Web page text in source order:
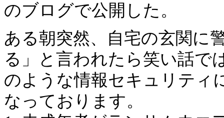
のブログで公開した。
ある朝突然、自宅の玄関に
る」と言われたら笑い話で
のような情報セキュリティ
なっております。